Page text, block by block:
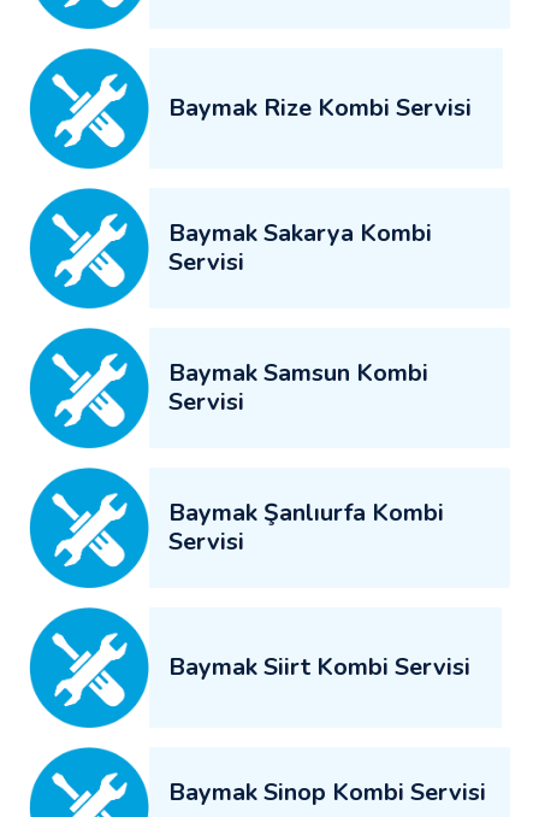
Baymak Rize Kombi Servisi
Baymak Sakarya Kombi
Servisi
Baymak Samsun Kombi
Servisi
Baymak Şanlıurfa Kombi
Servisi
Baymak Siirt Kombi Servisi
Baymak Sinop Kombi Servisi